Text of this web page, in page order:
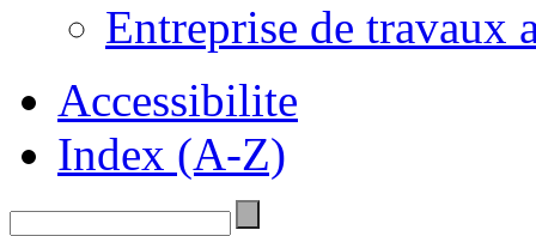
Entreprise de travaux
Accessibilite
Index (A-Z)